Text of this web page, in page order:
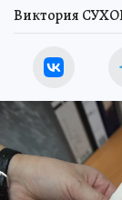
Виктория